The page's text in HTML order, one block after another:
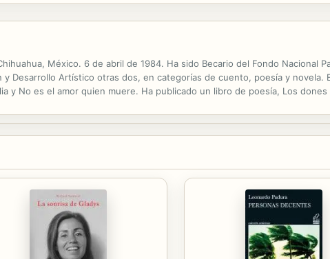
México. 6 de abril de 1984. Ha sido Becario del Fondo Nacional
y Desarrollo Artístico otras dos, en categorías de cuento, poesía y
y No es el amor quien muere. Ha publicado un libro de poesía, Los